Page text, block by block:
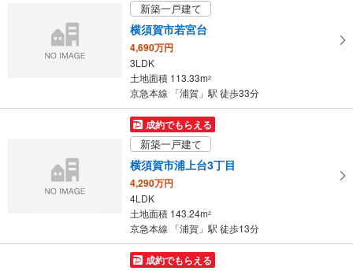
存
新築一戸建て
横須賀市若宮台
4,690万円
3LDK
土地面積 113.33m2
京急本線 「浦賀」駅 徒歩33分
成約でもらえる
新築一戸建て
横須賀市浦上台3丁目
4,290万円
4LDK
土地面積 143.24m2
京急本線 「浦賀」駅 徒歩13分
成約でもらえる